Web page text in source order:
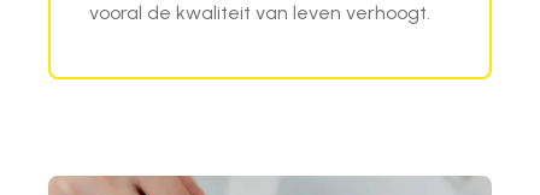
vooral de kwaliteit van leven verhoogt.